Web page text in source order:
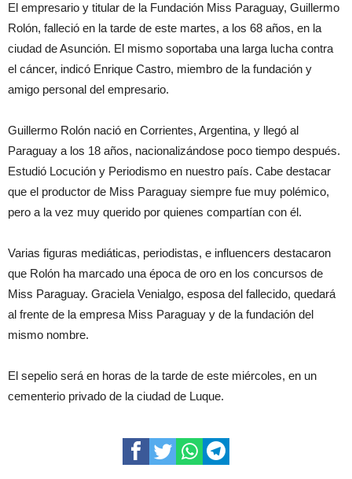
El empresario y titular de la Fundación Miss Paraguay, Guillermo
Rolón, falleció en la tarde de este martes, a los 68 años, en la
ciudad de Asunción. El mismo soportaba una larga lucha contra
el cáncer, indicó Enrique Castro, miembro de la fundación y
amigo personal del empresario.
Guillermo Rolón nació en Corrientes, Argentina, y llegó al
Paraguay a los 18 años, nacionalizándose poco tiempo después.
Estudió Locución y Periodismo en nuestro país. Cabe destacar
que el productor de Miss Paraguay siempre fue muy polémico,
pero a la vez muy querido por quienes compartían con él.
Varias figuras mediáticas, periodistas, e influencers destacaron
que Rolón ha marcado una época de oro en los concursos de
Miss Paraguay. Graciela Venialgo, esposa del fallecido, quedará
al frente de la empresa Miss Paraguay y de la fundación del
mismo nombre.
El sepelio será en horas de la tarde de este miércoles, en un
cementerio privado de la ciudad de Luque.